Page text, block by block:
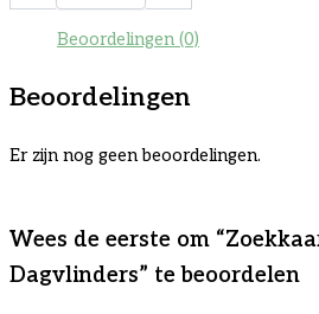
ik?
Dagvlinders
Beoordelingen (0)
Beoordelingen
Er zijn nog geen beoordelingen.
Wees de eerste om
Dagvlinders” te beoordelen